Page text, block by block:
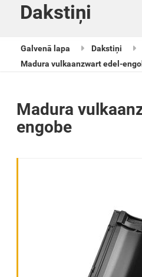
Dakstiņi
Galvenā lapa Dakstiņi
Madura vulkaanzwart edel-
Madura
engobe